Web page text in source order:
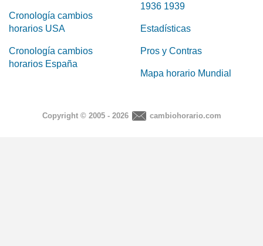
Cronología cambios
horarios USA
Cronología cambios
horarios España
1936 1939
Estadísticas
Pros y Contras
Mapa horario Mundial
Copyright © 2005 - 2026 cambiohorario.com